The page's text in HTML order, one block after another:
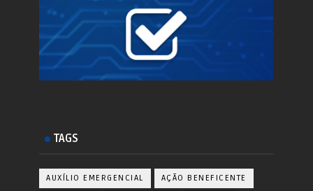
TAGS
AUXÍLIO EMERGENCIAL AÇÃO BENEFICENTE